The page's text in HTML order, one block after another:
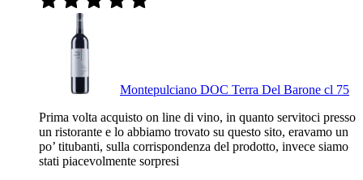
Montepulciano DOC Terra Del Barone cl 75
Prima volta acquisto on line di vino, in quanto servitoci presso
un ristorante e lo abbiamo trovato su questo sito, eravamo un
po’ titubanti, sulla corrispondenza del prodotto, invece siamo
stati piacevolmente sorpresi